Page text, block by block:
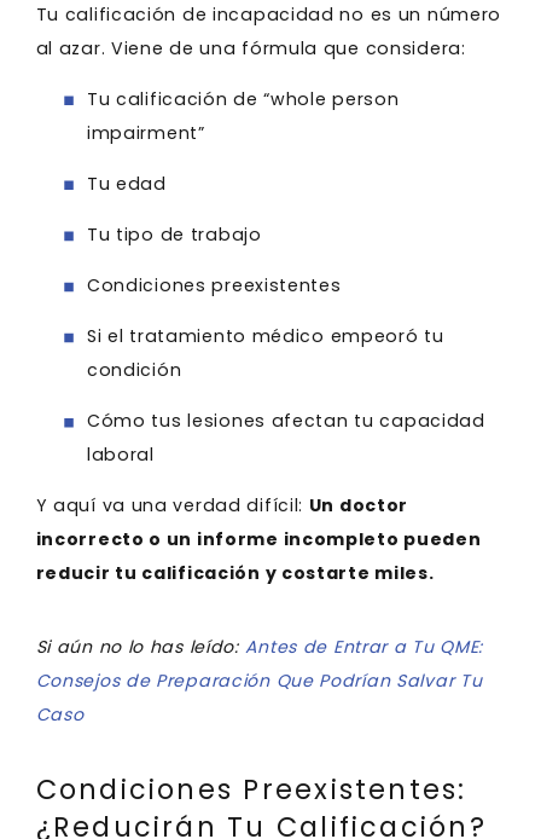
Tu calificación de incapacidad no es un número
al azar. Viene de una fórmula que considera:
Tu calificación de “whole person
impairment”
Tu edad
Tu tipo de trabajo
Condiciones preexistentes
Si el tratamiento médico empeoró tu
condición
Cómo tus lesiones afectan tu capacidad
laboral
Y aquí va una verdad difícil: Un doctor
incorrecto o un informe incompleto pueden
reducir tu calificación y costarte miles.
Si aún no lo has leído: Antes de Entrar a Tu QME:
Consejos de Preparación Que Podrían Salvar Tu
Caso
Condiciones Preexistentes:
¿Reducirán Tu Calificación?